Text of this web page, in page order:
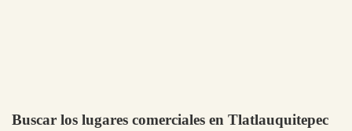
Buscar los lugares comerciales en Tlatlauquitepec